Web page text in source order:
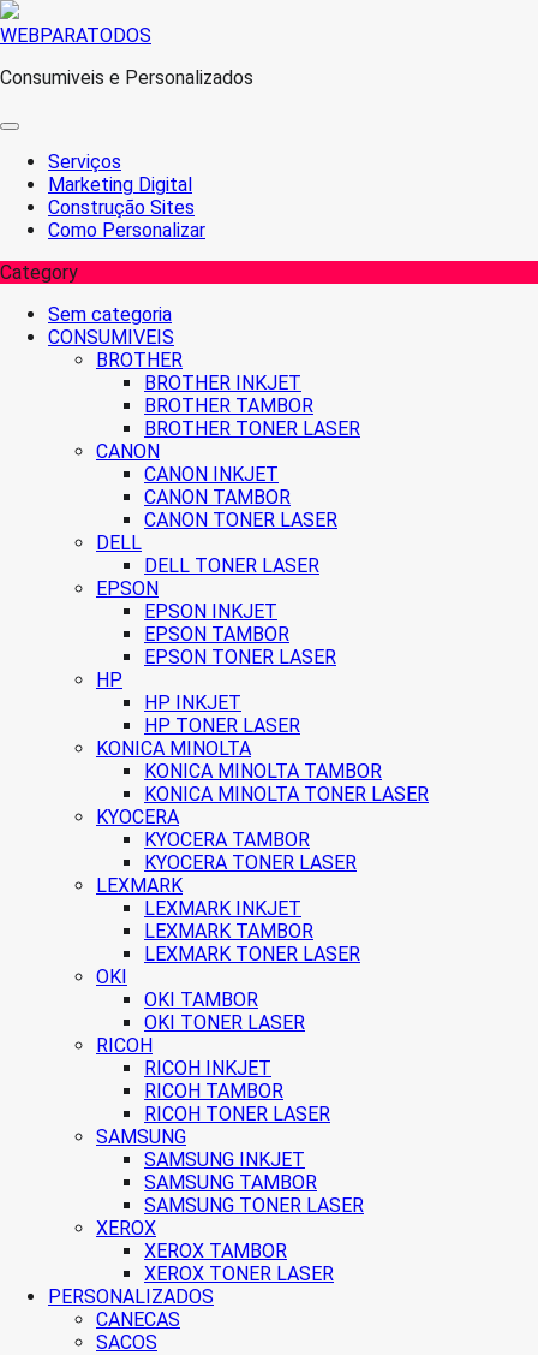
Skip
content
WEBPARATODOS
Consumiveis e Personalizados
Serviços
Marketing Digital
Construção Sites
Como Personalizar
Category
Sem categoria
CONSUMIVEIS
BROTHER
BROTHER INKJET
BROTHER TAMBOR
BROTHER TONER LASER
CANON
CANON INKJET
CANON TAMBOR
CANON TONER LASER
DELL
DELL TONER LASER
EPSON
EPSON INKJET
EPSON TAMBOR
EPSON TONER LASER
HP
HP INKJET
HP TONER LASER
KONICA MINOLTA
KONICA MINOLTA TAMBOR
KONICA MINOLTA TONER LASER
KYOCERA
KYOCERA TAMBOR
KYOCERA TONER LASER
LEXMARK
LEXMARK INKJET
LEXMARK TAMBOR
LEXMARK TONER LASER
OKI
OKI TAMBOR
OKI TONER LASER
RICOH
RICOH INKJET
RICOH TAMBOR
RICOH TONER LASER
SAMSUNG
SAMSUNG INKJET
SAMSUNG TAMBOR
SAMSUNG TONER LASER
XEROX
XEROX TAMBOR
XEROX TONER LASER
PERSONALIZADOS
CANECAS
SACOS